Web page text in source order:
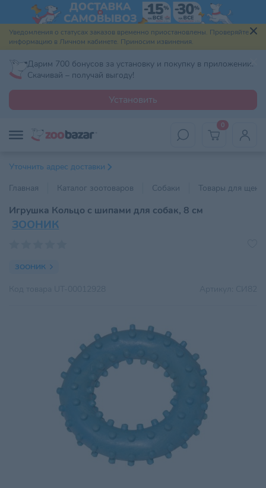
Уведомления о статусах заказов временно приостановлены. Проверяйте
информацию в Личном кабинете. Приносим извинения.
Дарим 700 бонусов за установку и покупку в приложении.
Скачивай – получай выгоду!
Установить
0
Уточнить адрес доставки
Главная
Каталог зоотоваров Собаки Товары для
Игрушка Кольцо с шипами для собак, 8 см
ЗООНИК
ЗООНИК